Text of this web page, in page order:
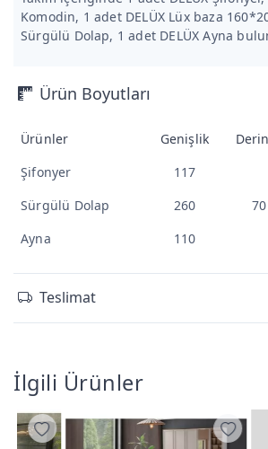
Komodin, 1 adet DELÜX Lüx baza
Sürgülü Dolap, 1 adet DELÜX Ayna
Ürün Boyutları
Ürünler Genişlik
Şifonyer
117
Sürgülü Dolap
260 70
Ayna
110
Teslimat
İlgili Ürünler